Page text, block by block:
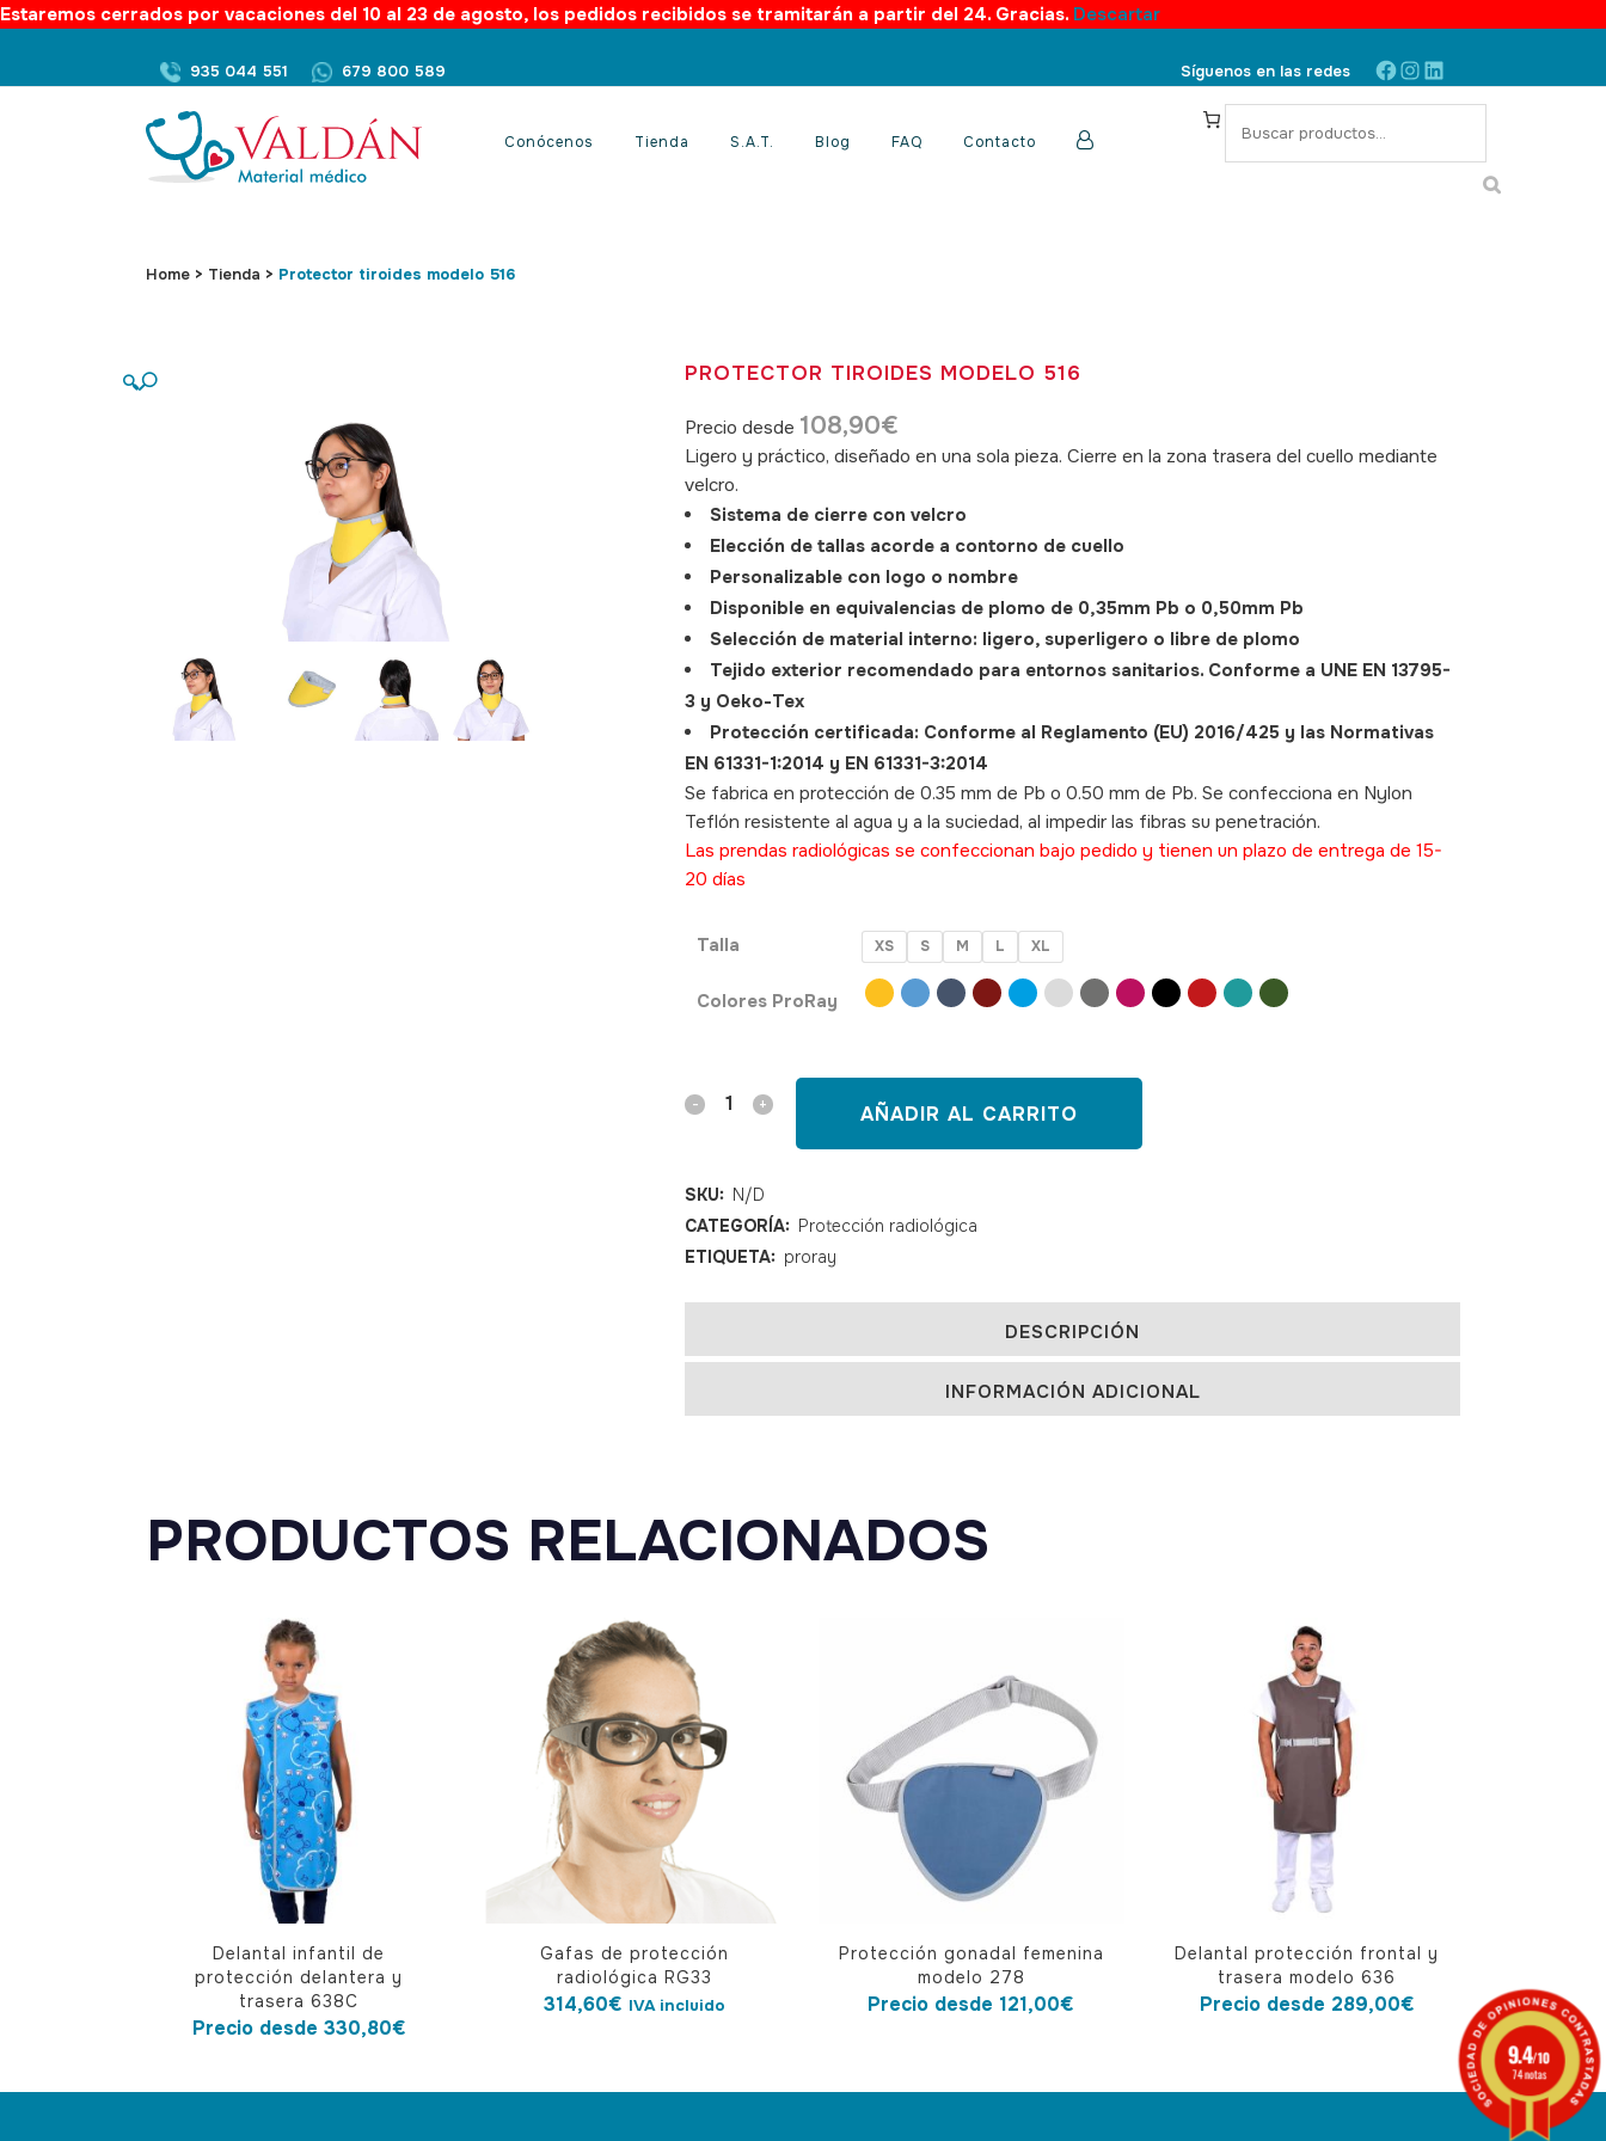
Estaremos cerrados por vacaciones del 10 al 23 de agosto, los pedidos recibidos se tramitarán a partir del 24. Gracias. Descartar
935 044 551 679 800 589 Síguenos en las redes Facebook
Instagram
LinkedIn
S
Conócenos Tienda S.A.T. Blog FAQ Contacto
Home > Tienda > Protector tiroides modelo 516
🔍 PROTECTOR TIROIDES MODELO 516
Precio desde 108,90€
Ligero y práctico, diseñado en una sola pieza. Cierre en la zona trasera del cuello mediante
velcro.
Sistema de cierre con velcro
Elección de tallas acorde a contorno de cuello
Personalizable con logo o nombre
Disponible en equivalencias de plomo de 0,35mm Pb o 0,50mm Pb
Selección de material interno: ligero, superligero o libre de plomo
Tejido exterior recomendado para entornos sanitarios. Conforme a UNE EN 13795-
3 y Oeko-Tex
Protección certificada: Conforme al Reglamento (EU) 2016/425 y las Normativas
EN 61331-1:2014 y EN 61331-3:2014
Se fabrica en protección de 0.35 mm de Pb o 0.50 mm de Pb. Se confecciona en Nylon
Teflón resistente al agua y a la suciedad, al impedir las fibras su penetración.
Las prendas radiológicas se confeccionan bajo pedido y tienen un plazo de entrega de 15-
20 días
Talla XS S M L XL
Colores ProRay
Protector
modelo
516
AÑADIR AL CARRITO
SKU: N/D
CATEGORÍA: Protección radiológica
ETIQUETA: proray
DESCRIPCIÓN
INFORMACIÓN ADICIONAL
PRODUCTOS RELACIONADOS
producto
múltiples
Las
Delantal infantil de
protección delantera y
trasera 638C
Precio desde 330,80€
Gafas de protección
radiológica RG33
314,60€ IVA incluido
Las
Protección gonadal femenina
modelo 278
Precio desde 121,00€
producto
Las
Delantal protección frontal y
trasera modelo 636
Precio desde 289,00€
9.4/10
74 notas